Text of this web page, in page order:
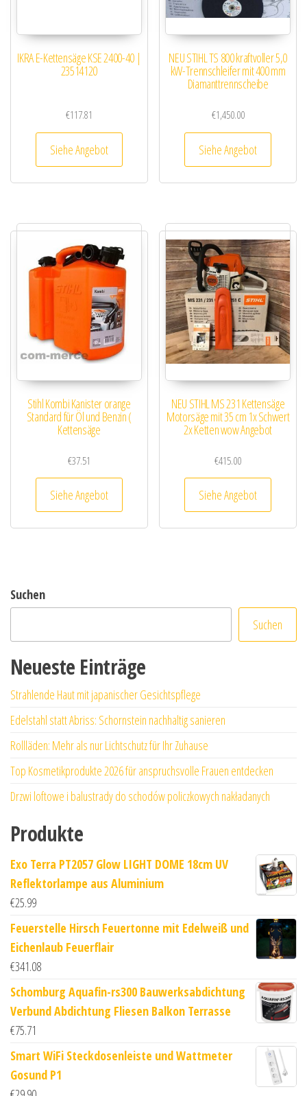
IKRA E-Kettensäge KSE 2400-40 |
23514120
€117.81
Siehe Angebot
NEU STIHL TS 800 kraftvoller 5,0
kW-Trennschleifer mit 400 mm
Diamanttrennscheibe
€1,450.00
Siehe Angebot
Stihl Kombi Kanister orange
Standard für Öl und Benzin (
Kettensäge
€37.51
Siehe Angebot
NEU STIHL MS 231 Kettensäge
Motorsäge mit 35 cm 1x Schwert
2x Ketten wow Angebot
€415.00
Siehe Angebot
Suchen
Suchen
Neueste Einträge
Strahlende Haut mit japanischer Gesichtspflege
Edelstahl statt Abriss: Schornstein nachhaltig sanieren
Rollläden: Mehr als nur Lichtschutz für Ihr Zuhause
Top Kosmetikprodukte 2026 für anspruchsvolle Frauen entdecken
Drzwi loftowe i balustrady do schodów policzkowych nakładanych
Produkte
Exo Terra PT2057 Glow LIGHT DOME 18cm UV
Reflektorlampe aus Aluminium
€25.99
Feuerstelle Hirsch Feuertonne mit Edelweiß und
Eichenlaub Feuerflair
€341.08
Schomburg Aquafin-rs300 Bauwerksabdichtung
Verbund Abdichtung Fliesen Balkon Terrasse
€75.71
Smart WiFi Steckdosenleiste und Wattmeter
Gosund P1